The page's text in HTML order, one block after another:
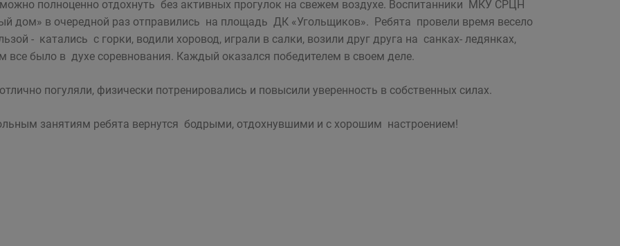
полноценно отдохнуть без активных прогулок на свежем воздухе. Воспитанники МКУ СРЦН
дом» в очередной раз отправились на площадь ДК «Угольщиков». Ребята провели время весело
- катались с горки, водили хоровод, играли в салки, возили друг друга на санках- ледянках,
все было в духе соревнования. Каждый оказался победителем в своем деле.
погуляли, физически потренировались и повысили уверенность в собственных силах.
занятиям ребята вернутся бодрыми, отдохнувшими и с хорошим настроением!